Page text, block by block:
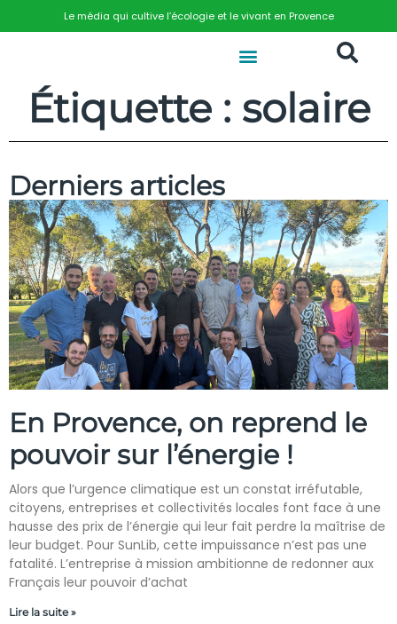
Le média qui cultive l’écologie et le vivant en Provence
Étiquette : solaire
Derniers articles
En Provence, on reprend le
pouvoir sur l’énergie !
Alors que l’urgence climatique est un constat irréfutable,
citoyens, entreprises et collectivités locales font face à une
hausse des prix de l’énergie qui leur fait perdre la maîtrise de
leur budget. Pour SunLib, cette impuissance n’est pas une
fatalité. L’entreprise à mission ambitionne de redonner aux
Français leur pouvoir d’achat
Lire la suite »